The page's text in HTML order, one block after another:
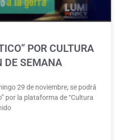
POR CULTURA
DE SEMANA
29 de noviembre, se podrá
por la plataforma de “Cultura